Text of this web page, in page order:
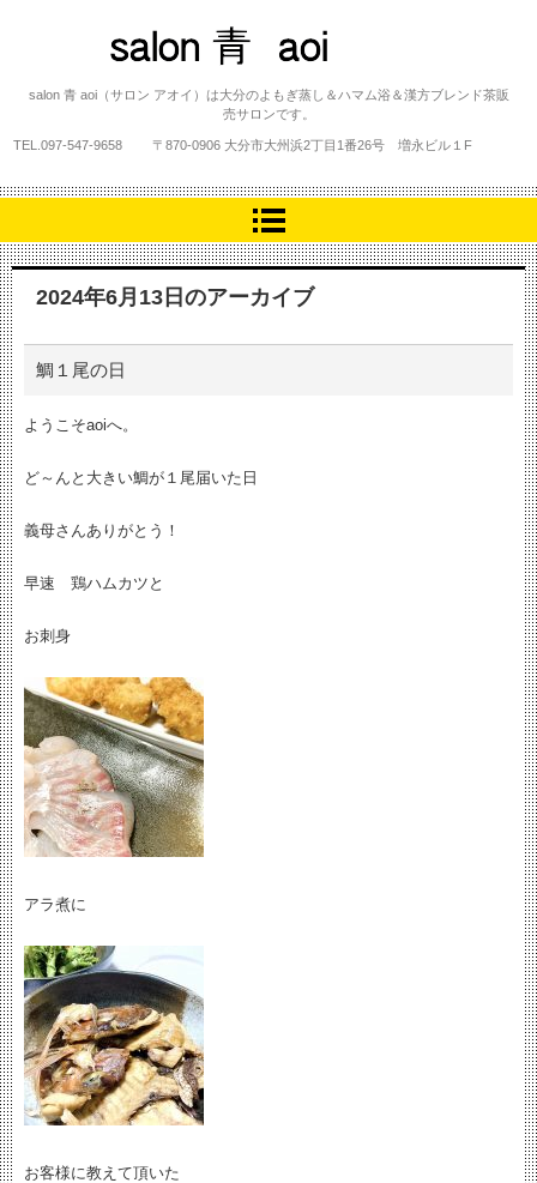
salon 青 aoi
salon 青 aoi（サロン アオイ）は大分のよもぎ蒸し＆ハマム浴＆漢方ブレンド茶販
売サロンです。
TEL. 097-547-9658 〒870-0906 大分市大州浜2丁目1番26号 増永ビル１F
2024年6月13日 のアーカイブ
鯛１尾の日
ようこそaoiへ。
ど～んと大きい鯛が１尾届いた日
義母さんありがとう！
早速 鶏ハムカツと
お刺身
アラ煮に
お客様に教えて頂いた